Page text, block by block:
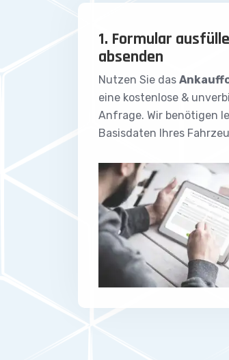
1. Formular
absenden
Nutzen Sie das
eine kostenlose &
Anfrage. Wir benötigen
Basisdaten Ihres